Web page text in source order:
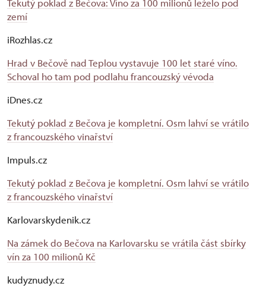
Tekutý poklad z Bečova: Víno za 100 milionů leželo pod
zemí
iRozhlas.cz
Hrad v Bečově nad Teplou vystavuje 100 let staré víno.
Schoval ho tam pod podlahu francouzský vévoda
iDnes.cz
Tekutý poklad z Bečova je kompletní. Osm lahví se vrátilo
z francouzského vinařství
Impuls.cz
Tekutý poklad z Bečova je kompletní. Osm lahví se vrátilo
z francouzského vinařství
Karlovarskydenik.cz
Na zámek do Bečova na Karlovarsku se vrátila část sbírky
vín za 100 milionů Kč
kudyznudy.cz